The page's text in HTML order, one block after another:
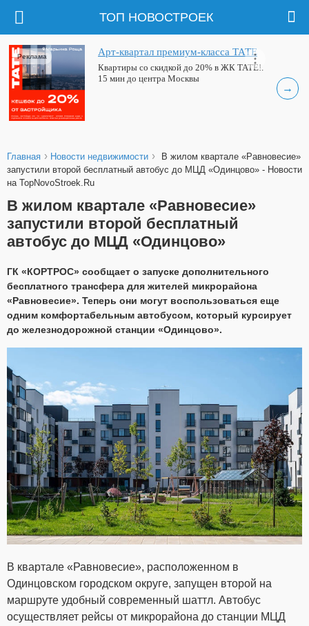
ТОП НОВОСТРОЕК
→
Арт-квартал премиум-класса ТАТЕ
Квартиры со скидкой до 20% в ЖК ТАТЕ!.
15 мин до центра Москвы
Реклама
Главная › Новости недвижимости ›
В жилом квартале «Равновесие»
запустили второй бесплатный автобус до МЦД «Одинцово» - Новости
на TopNovoStroek.Ru
В жилом квартале «Равновесие»
запустили второй бесплатный
автобус до МЦД «Одинцово»
ГК «КОРТРОС» сообщает о запуске дополнительного
бесплатного трансфера для жителей микрорайона
«Равновесие». Теперь они могут воспользоваться еще
одним комфортабельным автобусом, который курсирует
до железнодорожной станции «Одинцово».
В квартале «Равновесие», расположенном в
Одинцовском городском округе, запущен второй на
маршруте удобный современный шаттл. Автобус
осуществляет рейсы от микрорайона до станции МЦД